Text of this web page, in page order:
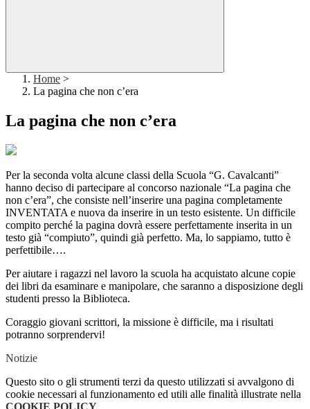
Home >
La pagina che non c’era
La pagina che non c’era
Per la seconda volta alcune classi della Scuola “G. Cavalcanti”
hanno deciso di partecipare al concorso nazionale “La pagina che
non c’era”, che consiste nell’inserire una pagina completamente
INVENTATA e nuova da inserire in un testo esistente. Un difficile
compito perché la pagina dovrà essere perfettamente inserita in un
testo già “compiuto”, quindi già perfetto. Ma, lo sappiamo, tutto è
perfettibile….
Per aiutare i ragazzi nel lavoro la scuola ha acquistato alcune copie
dei libri da esaminare e manipolare, che saranno a disposizione degli
studenti presso la Biblioteca.
Coraggio giovani scrittori, la missione è difficile, ma i risultati
potranno sorprendervi!
Notizie
Questo sito o gli strumenti terzi da questo utilizzati si avvalgono di
cookie necessari al funzionamento ed utili alle finalità illustrate nella